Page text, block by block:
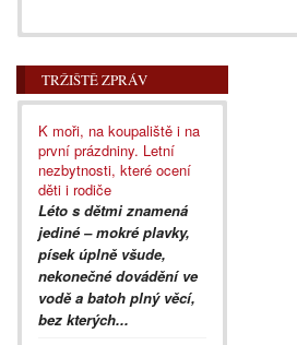
TRŽIŠTĚ ZPRÁV
K moři, na koupaliště i na
první prázdniny. Letní
nezbytnosti, které ocení
děti i rodiče
Léto s dětmi znamená
jediné – mokré plavky,
písek úplně všude,
nekonečné dovádění ve
vodě a batoh plný věcí,
bez kterých...